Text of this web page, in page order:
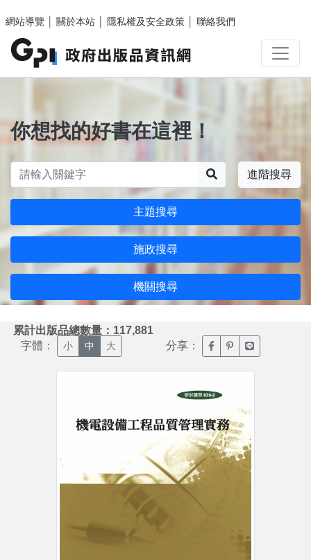
網站導覽
關於本站 隱私權及安全政策 聯絡我們
你想找的好書在這裡！
進階搜尋
主題搜尋
施政搜尋
機關搜尋
累計出版品總數量：117,881
字體： 小 中 大 分享： 臉書分享(另開新視窗)
噗浪分享(另開新
Line分享(另